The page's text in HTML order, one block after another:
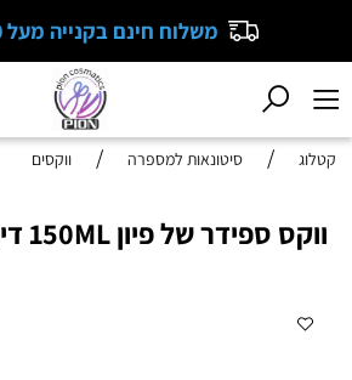
משלוח חינם בקנייה מעל 500 שקלים
קטלוג / סיטונאות למספרה / ווקסים
ווקס ספידר של פיון 150ML דיל 10 יחידות